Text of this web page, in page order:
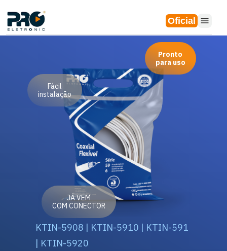
Oficial
KTIN-5908 | KTIN-5910 | KTIN-591
| KTIN-5920
JÁ VEM
COM CONECTOR
Pronto
para uso
Fácil
instalação